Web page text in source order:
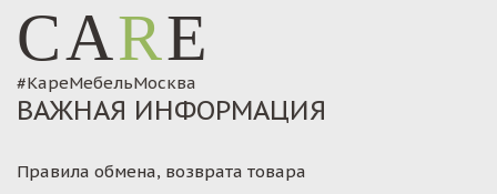
CARE
#КареМебельМосква
ВАЖНАЯ ИНФОРМАЦИЯ
Правила обмена, возврата товара